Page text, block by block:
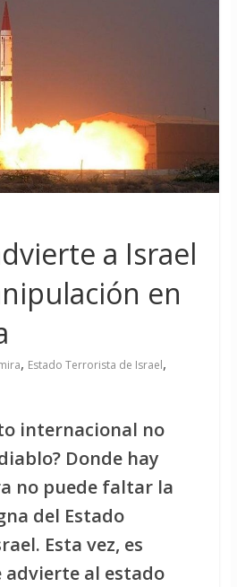
a Israel
en
, Estado Terrorista de Israel,
internacional no
Donde hay
no puede faltar la
del Estado
Esta vez, es
advierte al estado